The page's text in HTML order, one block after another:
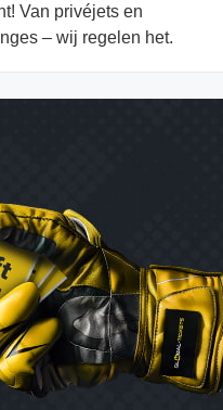
Van privéjets en
– wij regelen het.